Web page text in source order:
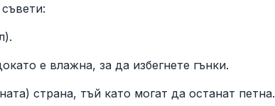
е влажна, за да избегнете гънки.
страна, тъй като могат да останат петна.